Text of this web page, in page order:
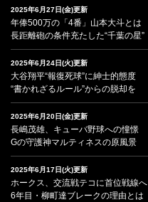
2025年6月27日(金)更新
年俸500万の「4番」山本大斗とは
長距離砲の条件充たした“千葉の星”
2025年6月24日(火)更新
大谷翔平“報復死球”に紳士的態度
“書かれざるルール”からの脱却を
2025年6月20日(金)更新
長嶋茂雄、キューバ野球への憧憬
Gの守護神マルティネスの原風景
2025年6月17日(火)更新
ホークス、交流戦テコに首位戦線へ
6年目・柳町達ブレークの理由とは